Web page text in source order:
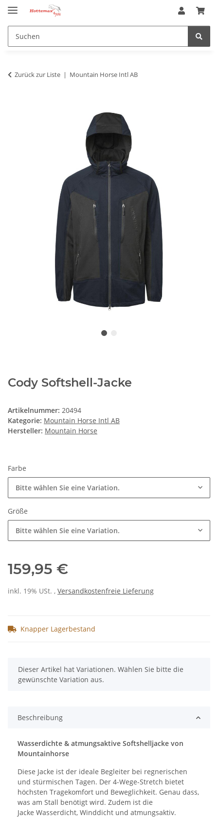
Zurück zur Liste Mountain Horse Intl AB
Cody Softshell-Jacke
Artikelnummer: 20494
Kategorie: Mountain Horse Intl AB
Hersteller: Mountain Horse
Farbe
Bitte wählen Sie eine Variation.
Größe
Bitte wählen Sie eine Variation.
159,95 €
inkl. 19% USt. , Versandkostenfreie Lieferung
Knapper Lagerbestand
x
Dieser Artikel hat Variationen. Wählen Sie bitte die
gewünschte Variation aus.
Beschreibung
Wasserdichte & atmungsaktive Softshelljacke von
Mountainhorse
Diese Jacke ist der ideale Begleiter bei regnerischen
und stürmischen Tagen. Der 4-Wege-Stretch bietet
höchsten Tragekomfort und Beweglichkeit. Genau dass,
was am Stall benötigt wird. Zudem ist die
Jacke Wasserdicht, Winddicht und atmungsaktiv.